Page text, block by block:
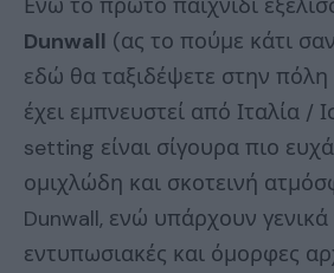
Ενώ το πρώτο παιχνίδι
Dunwall (ας το πούμε κάτι
εδώ θα ταξιδέψετε στην πόλη
έχει εμπνευστεί από Ιταλία /
setting είναι σίγουρα πιο
ομιχλώδη και σκοτεινή
Dunwall, ενώ υπάρχουν γενικά
εντυπωσιακές και όμορφες